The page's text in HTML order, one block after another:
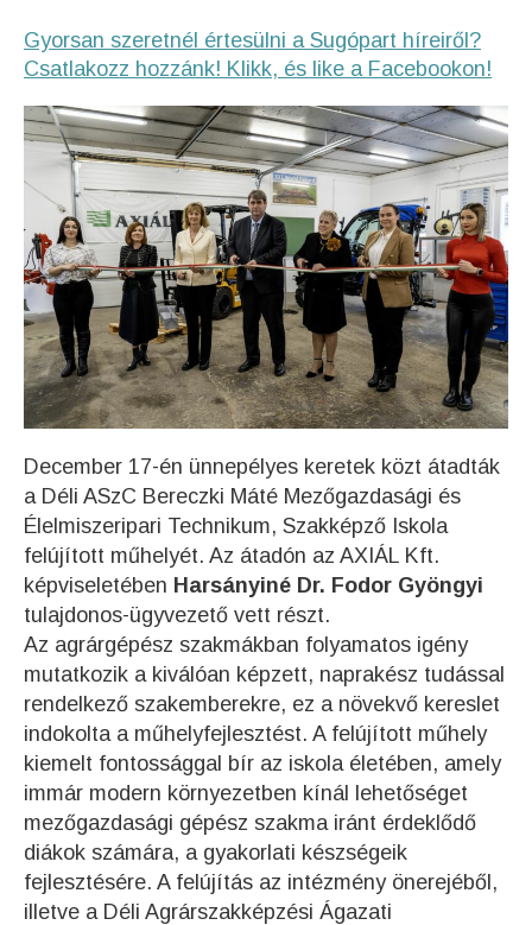
Gyorsan szeretnél értesülni a Sugópart híreiről?
Csatlakozz hozzánk! Klikk, és like a Facebookon!
December 17-én ünnepélyes keretek közt átadták
a Déli ASzC Bereczki Máté Mezőgazdasági és
Élelmiszeripari Technikum, Szakképző Iskola
felújított műhelyét. Az átadón az AXIÁL Kft.
képviseletében Harsányiné Dr. Fodor Gyöngyi
tulajdonos-ügyvezető vett részt.
Az agrárgépész szakmákban folyamatos igény
mutatkozik a kiválóan képzett, naprakész tudással
rendelkező szakemberekre, ez a növekvő kereslet
indokolta a műhelyfejlesztést. A felújított műhely
kiemelt fontossággal bír az iskola életében, amely
immár modern környezetben kínál lehetőséget
mezőgazdasági gépész szakma iránt érdeklődő
diákok számára, a gyakorlati készségeik
fejlesztésére. A felújítás az intézmény önerejéből,
illetve a Déli Agrárszakképzési Ágazati